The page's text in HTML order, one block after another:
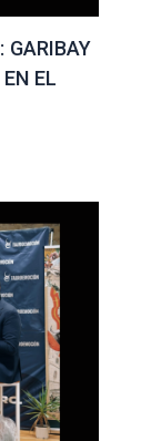
GARIBAY
EL